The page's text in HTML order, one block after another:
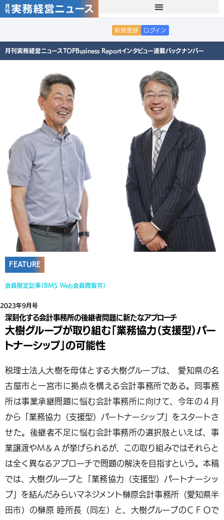
新規登録 ログイン
月刊実務経営ニュースTOPBusiness Reportインタビュー連載バックナンバー
FEATURE
会員限定記事（BMS Web会員閲覧可）
2023年9月号
深刻化する会計事務所の後継者問題に新たなアプローチ
大樹グループが取り組む「業務協力（支援型）パー
トナーシップ」の可能性
税理士法人大樹を母体とする大樹グループは、 愛知県の名
古屋市と一宮市に拠点を構える会計事務所である。同事務
所は事業承継問題に悩む会計事務所に向けて、今年の４月
から「業務協力（支援型）パートナーシップ」をスタートさ
せた。後継者不足に悩む会計事務所の選択肢といえば、事
業譲渡やＭ＆Ａが挙げられるが、この取り組みではそれらと
は全く異なるアプローチで問題の解決を目指すという。本稿
では、大樹グループと「業務協力（支援型）パートナーシッ
プ」を結んだみらいマネジメント榊原会計事務所（愛知県半
田市）の榊原 睦所長（同左）と、大樹グループのＣＦＯで